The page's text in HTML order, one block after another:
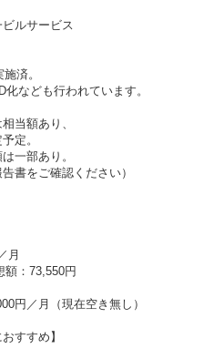
ルサービス
済。
なども行われています。
当額あり、
定。
一部あり。
書をご確認ください）
月
額：73,550円
円／月（現在空き無し）
すすめ】